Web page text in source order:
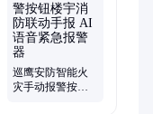
合一烟感、接警平
巡鹰安防智能火
灾手动报警按钮